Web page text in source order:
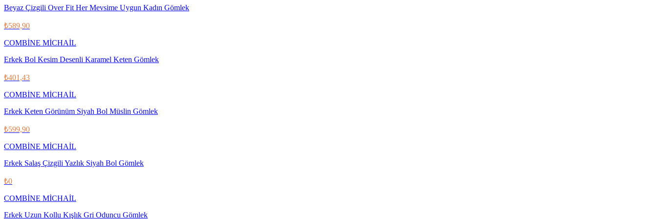
Beyaz Çizgili Over Fit Her Mevsime Uygun Kadın Gömlek
₺589,90
COMBİNE MİCHAİL
Erkek Bol Kesim Desenli Karamel Keten Gömlek
₺401,43
COMBİNE MİCHAİL
Erkek Keten Görünüm Siyah Bol Müslin Gömlek
₺599,90
COMBİNE MİCHAİL
Erkek Salaş Çizgili Yazlık Siyah Bol Gömlek
₺0
COMBİNE MİCHAİL
Erkek Uzun Kollu Kışlık Gri Oduncu Gömlek